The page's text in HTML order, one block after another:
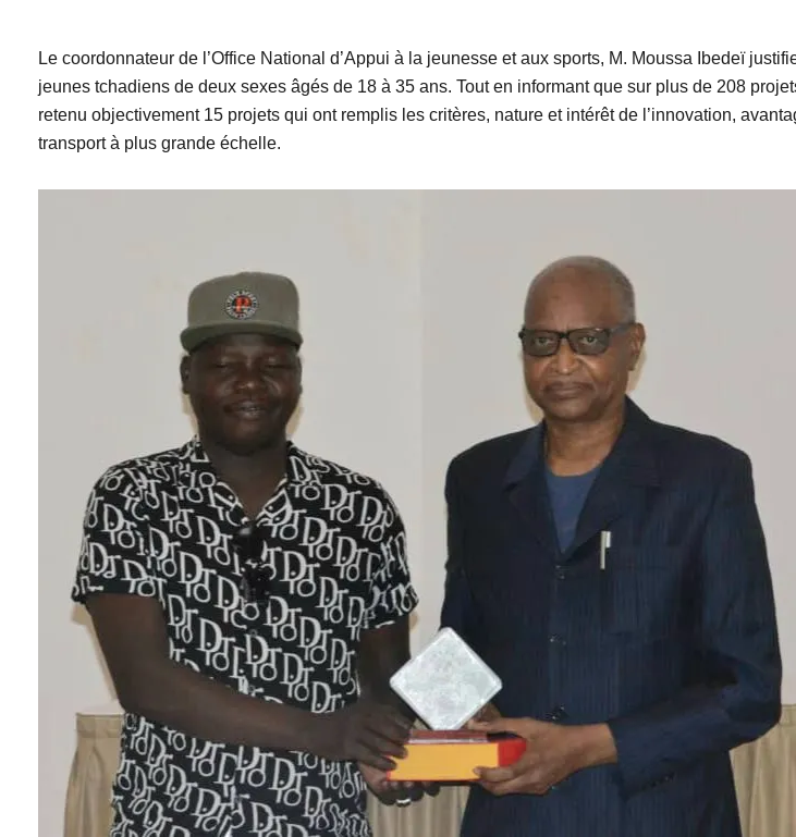
Le coordonnateur de l’Office National d’Appui à la jeunesse et aux sports, M. Moussa Ibedeï
jeunes tchadiens de deux sexes âgés de 18 à 35 ans. Tout en informant que sur plus de 208
retenu objectivement 15 projets qui ont remplis les critères, nature et intérêt de l’innovation,
transport à plus grande échelle.